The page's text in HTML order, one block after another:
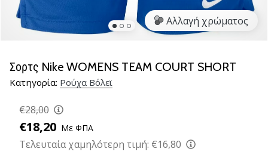
βόλεϊ
Είστε
βόλεϊ
όπως
Ελάτε
μαζί
ως
Αλλαγή χρώματος
Σορτς Nike WOMENS TEAM COURT SHORT
Κατηγορία: Ρούχα Βόλεϊ
€28,00
€18,20 Με ΦΠΑ
Τελευταία χαμηλότερη τιμή: €16,80